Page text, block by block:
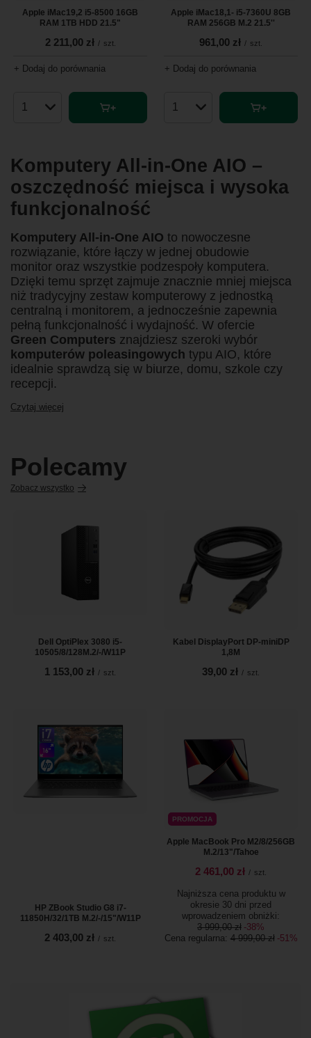
Apple iMac19,2 i5-8500 16GB
RAM 1TB HDD 21.5"
2 211,00 zł / szt.
+ Dodaj do porównania
Ilość produktów
Apple iMac18,1- i5-7360U 8GB
RAM 256GB M.2 21.5''
961,00 zł / szt.
+ Dodaj do porównania
Ilość produktów
Komputery All-in-One AIO –
oszczędność miejsca i wysoka
funkcjonalność
Komputery All-in-One AIO to nowoczesne
rozwiązanie, które łączy w jednej obudowie
monitor oraz wszystkie podzespoły komputera.
Dzięki temu sprzęt zajmuje znacznie mniej miejsca
niż tradycyjny zestaw komputerowy z jednostką
centralną i monitorem, a jednocześnie zapewnia
pełną funkcjonalność i wydajność. W ofercie
Green Computers znajdziesz szeroki wybór
komputerów poleasingowych typu AIO, które
idealnie sprawdzą się w biurze, domu, szkole czy
recepcji.
Czytaj więcej
Polecamy
Zobacz wszystko
Dell OptiPlex 3080 i5-
10505/8/128M.2/-/W11P
1 153,00 zł / szt.
Kabel DisplayPort DP-miniDP
1,8M
39,00 zł / szt.
HP ZBook Studio G8 i7-
11850H/32/1TB M.2/-/15"/W11P
2 403,00 zł / szt.
PROMOCJA
Apple MacBook Pro M2/8/256GB
M.2/13"/Tahoe
2 461,00 zł / szt.
Najniższa cena produktu w
okresie 30 dni przed
wprowadzeniem obniżki:
3 999,00 zł -38%
Cena regularna: 4 999,00 zł -51%